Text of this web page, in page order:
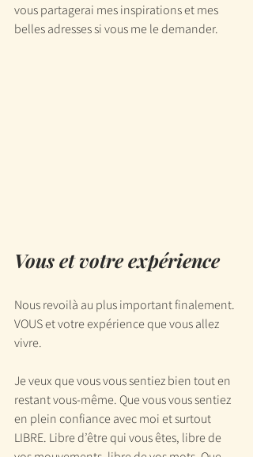
vous partagerai mes inspirations et mes
belles adresses si vous me le demander.
Vous et votre expérience
Nous revoilà au plus important finalement.
VOUS et votre expérience que vous allez
vivre.
Je veux que vous vous sentiez bien tout en
restant vous-même. Que vous vous sentiez
en plein confiance avec moi et surtout
LIBRE. Libre d’être qui vous êtes, libre de